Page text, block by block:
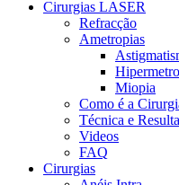
Cirurgias LASER
Refracção
Ametropias
Miopia
Como é a
Técnica e
Videos
FAQ
Cirurgias